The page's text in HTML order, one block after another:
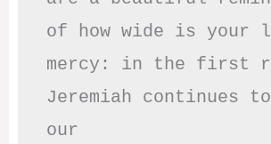
of how wide is your
mercy: in the first
Jeremiah continues
our